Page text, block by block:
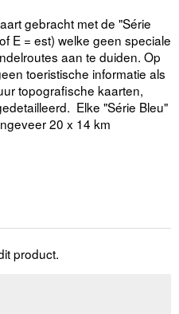
gebracht met de "Série
E = est) welke geen speciale
aan te duiden. Op
toeristische informatie als
topografische kaarten,
Elke "Série Bleu"
20 x 14 km
product.